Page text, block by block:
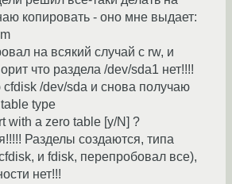
копировать - оно мне выдает:
на всякий случай с rw, и
что раздела /dev/sda1 нет!!!!
cfdisk /dev/sda и снова получаю
type
with а zero table [y/N] ?
Разделы создаются, типа
и fdisk, перепробовал все),
нет!!!